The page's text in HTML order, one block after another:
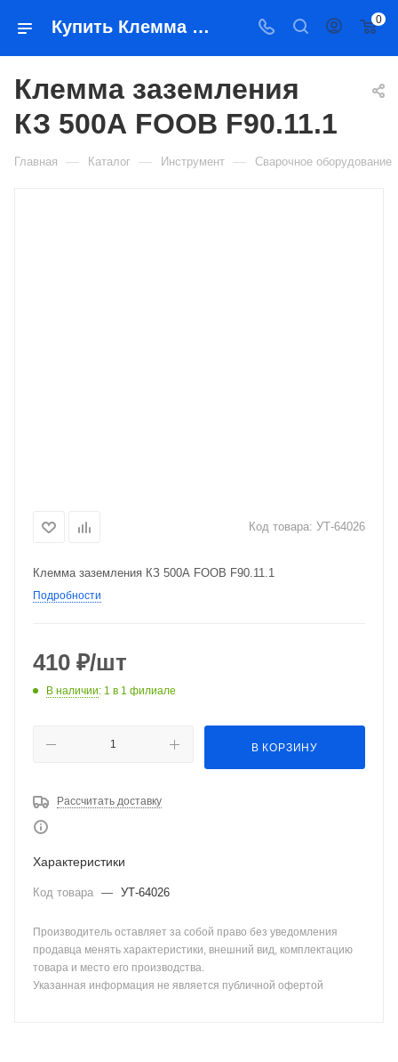
Купить Клемма заземления КЗ 500А FOOB F90.11.1 в Якутске — цена, характеристики, подбор | Востоктехторг 0
Клемма заземления
КЗ 500А FOOB F90.11.1
Главная — Каталог — Инструмент — Сварочное оборудование
Код товара: УТ-64026
Клемма заземления КЗ 500А FOOB F90.11.1
Подробности
410 ₽/шт
В наличии: 1 в 1 филиале
В КОРЗИНУ
Рассчитать доставку
Характеристики
Код товара — УТ-64026
Производитель оставляет за собой право без уведомления
продавца менять характеристики, внешний вид, комплектацию
товара и место его производства.
Указанная информация не является публичной офертой